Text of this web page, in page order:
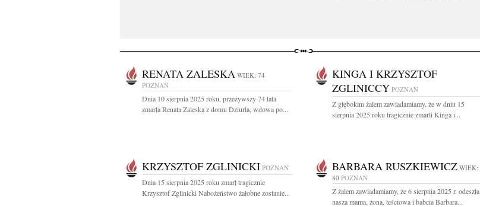
RENATA ZALESKA WIEK: 74
POZNAŃ
Dnia 10 sierpnia 2025 roku, przeżywszy 74 lata
zmarła Renata Zaleska z domu Dziurla, wdowa po...
KINGA I KRZYSZTOF
ZGLINICCY POZNAŃ
Z głębokim żalem zawiadamiamy, że w dniu 15
sierpnia 2025 roku tragicznie zmarli Kinga i...
KRZYSZTOF ZGLINICKI POZNAŃ
Dnia 15 sierpnia 2025 roku zmarł tragicznie
Krzysztof Zglinicki Nabożeństwo żałobne zostanie...
BARBARA RUSZKIEWICZ WIEK:
80 POZNAŃ
Z żalem zawiadamiamy, że 6 sierpnia 2025 r. odeszła
nasza mama, żona, teściowa i babcia Barbara...